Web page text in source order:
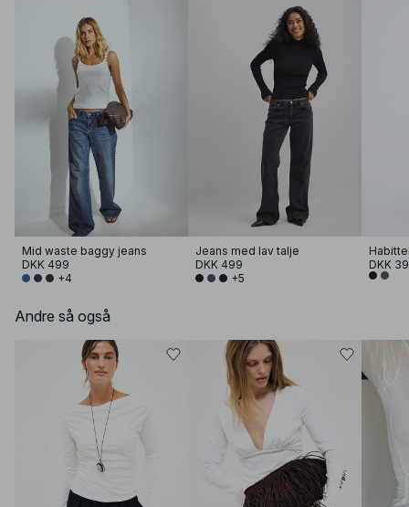
Mid waste baggy jeans
DKK 499
+4
Jeans med lav talje
DKK 499
+5
DKK
Andre så også